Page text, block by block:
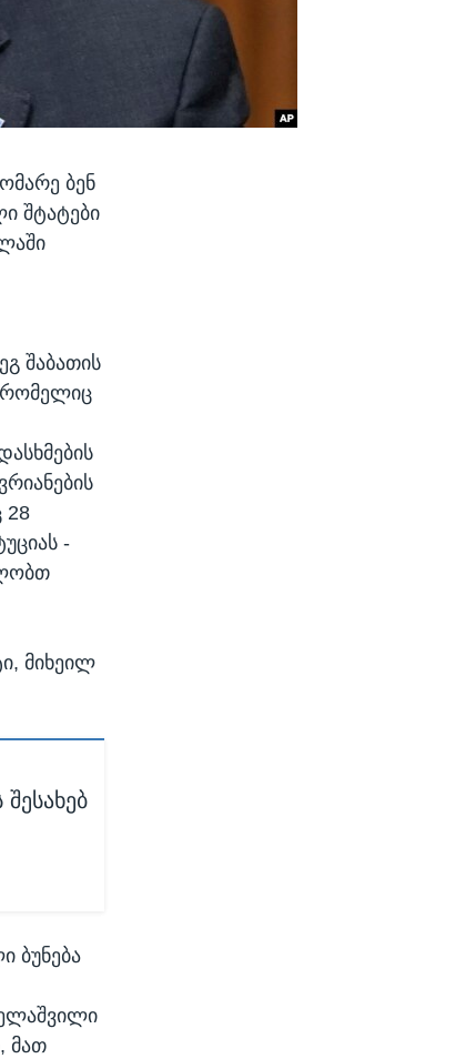
ბენ
შტატები
შაბათის
რომელიც
28
-
მიხეილ
ბუნება
მათ